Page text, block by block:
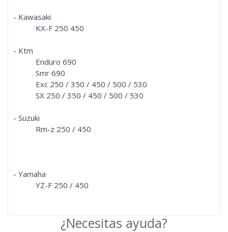
- Kawasaki
KX-F 250 450
- Ktm
Enduro 690
Smr 690
Exc 250 / 350 / 450 / 500 / 530
SX 250 / 350 / 450 / 500 / 530
- Suzuki
Rm-z 250 / 450
- Yamaha
YZ-F 250 / 450
¿Necesitas ayuda?